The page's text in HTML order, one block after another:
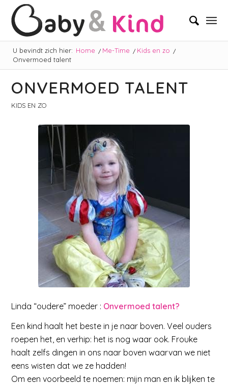
U bevindt zich hier: Home / Me-Time / Kids en zo /
Onvermoed talent
ONVERMOED TALENT
KIDS EN ZO
Linda “oudere” moeder : Onvermoed talent?
Een kind haalt het beste in je naar boven. Veel ouders
roepen het, en verhip: het is nog waar ook. Frouke
haalt zelfs dingen in ons naar boven waarvan we niet
eens wisten dat we ze hadden!
Om een voorbeeld te noemen: mijn man en ik blijken te